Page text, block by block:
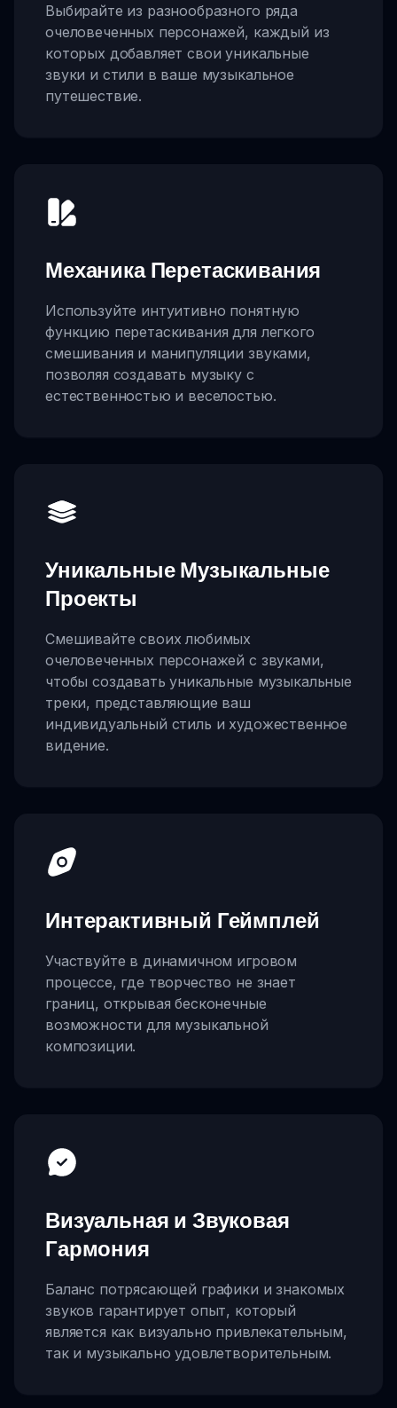
Выбирайте из разнообразного ряда
очеловеченных персонажей, каждый из
которых добавляет свои уникальные
звуки и стили в ваше музыкальное
путешествие.
Механика Перетаскивания
Используйте интуитивно понятную
функцию перетаскивания для легкого
смешивания и манипуляции звуками,
позволяя создавать музыку с
естественностью и веселостью.
Уникальные Музыкальные
Проекты
Смешивайте своих любимых
очеловеченных персонажей с звуками,
чтобы создавать уникальные музыкальные
треки, представляющие ваш
индивидуальный стиль и художественное
видение.
Интерактивный Геймплей
Участвуйте в динамичном игровом
процессе, где творчество не знает
границ, открывая бесконечные
возможности для музыкальной
композиции.
Визуальная и Звуковая
Гармония
Баланс потрясающей графики и знакомых
звуков гарантирует опыт, который
является как визуально привлекательным,
так и музыкально удовлетворительным.